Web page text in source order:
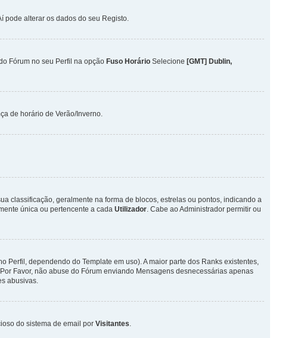
pode alterar os dados do seu Registo.
Fórum no seu Perfil na opção Fuso Horário Selecione [GMT] Dublin,
de horário de Verão/Inverno.
classificação, geralmente na forma de blocos, estrelas ou pontos, indicando a
única ou pertencente a cada Utilizador. Cabe ao Administrador permitir ou
dependendo do Template em uso). A maior parte dos Ranks existentes,
Favor, não abuse do Fórum enviando Mensagens desnecessárias apenas
abusivas.
do sistema de email por Visitantes.